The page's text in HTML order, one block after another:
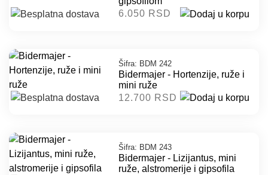
6.050 RSD
Šifra: BDM 242
Bidermajer - Hortenzije, ruže i
mini ruže
12.700 RSD
Šifra: BDM 243
Bidermajer - Lizijantus, mini
ruže, alstromerije i gipsofila